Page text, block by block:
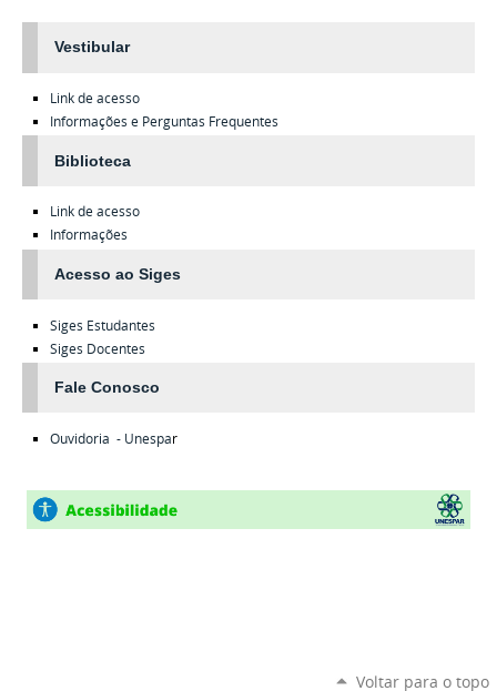
Vestibular
Link de acesso
Informações e Perguntas Frequentes
Biblioteca
Link de acesso
Informações
Acesso ao Siges
Siges Estudantes
Siges Docentes
Fale Conosco
Ouvidoria - Unespar
Voltar para o topo